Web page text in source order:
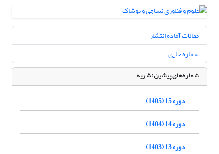
مقالات آماده انتشار
شماره جاری
شماره‌های پیشین نشریه
دوره 15 (1405)
دوره 14 (1404)
دوره 13 (1403)